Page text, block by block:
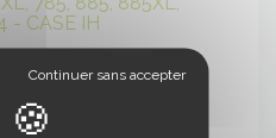
- CASE IH
détachées